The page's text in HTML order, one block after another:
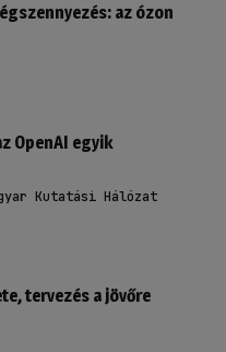
az ózon
OpenAI egyik
Kutatási Hálózat
tervezés a jövőre